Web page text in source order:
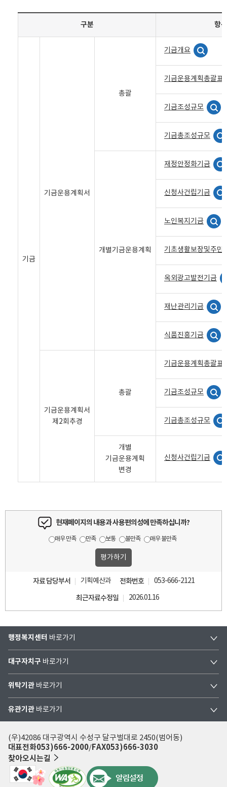
구분 항목
기금
기금운용계획서
총괄
기금개요
기금운용계획총괄표
기금조성규모
기금총조성규모
개별기금운용계획
재정안정화기금
신청사건립기금
노인복지기금
기초생활보장및주민
옥외광고발전기금
재난관리기금
식품진흥기금
기금운용계획서
제2회추경
총괄
기금운용계획총괄표
기금조성규모
기금총조성규모
개별
기금운용계획
변경
신청사건립기금
현재페이지의 내용과 사용편의성에 만족하십니까?
매우 만족 만족 보통 불만족 매우 불만족
자료 담당부서 기획예산과 전화번호 053-666-2121
최근자료수정일 2026.01.16
행정복지센터 바로가기
대구자치구 바로가기
위탁기관 바로가기
유관기관 바로가기
(우)42086 대구광역시 수성구 달구벌대로 2450(범어동)
대표전화053)666-2000 FAX053)666-3030
찾아오시는길